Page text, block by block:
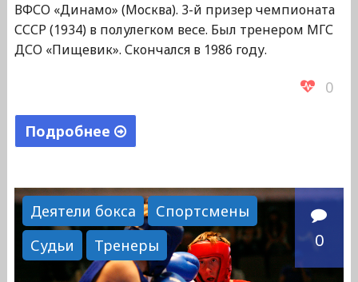
ВФСО «Динамо» (Москва). 3-й призер чемпионата
СССР (1934) в полулегком весе. Был тренером МГС
ДСО «Пищевик». Скончался в 1986 году.
0
Подробнее
Пинхусович"
Деятели бокса
Спортсмены
Судьи
Тренеры 0